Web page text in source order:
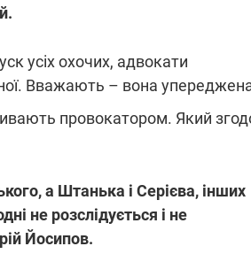
усіх охочих, адвокати
Вважають – вона
провокатором. Який
а Штанька і Серієва, інших
не розслідується і не
Йосипов.